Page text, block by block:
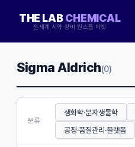
THE LABCHEMICAL
전세계 시약·장비 원스톱 마켓
Sigma Aldrich(0)
분류
생화학·분자생물학
공정·품질관리·플랫폼